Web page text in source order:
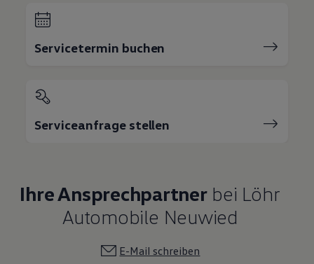
Servicetermin buchen
Serviceanfrage stellen
Ihre Ansprechpartnerbei Löhr
Automobile Neuwied
E-Mail schreiben